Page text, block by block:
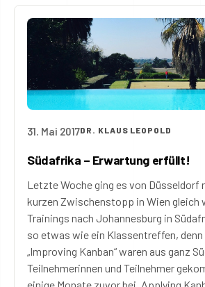
31. Mai 2017DR. KLAUS LEOPOLD
Südafrika – Erwartung erfüllt!
Letzte Woche ging es von Düsseldorf
kurzen Zwischenstopp in Wien gleich
Trainings nach Johannesburg in
so etwas wie ein Klassentreffen, denn
„Improving Kanban“ waren aus ganz
Teilnehmerinnen und Teilnehmer